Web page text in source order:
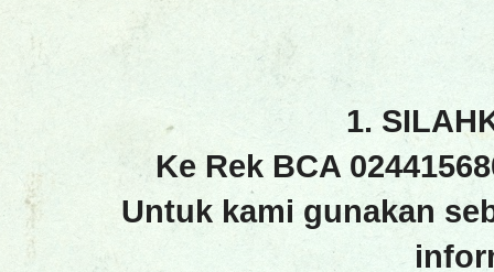
1.
Ke Rek BCA
Untuk kami gunakan